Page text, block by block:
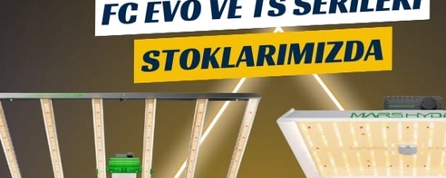
Plastik Sıvı Ölçüm Kabı Pro 250 ml
Grow Wizard
Grow Wizard
10
103,48 TL
93,13 TL (KDV